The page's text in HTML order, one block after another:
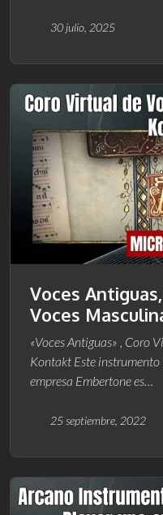
30 julio, 2025
Voces
Voces
«Voces Antiguas» , Coro
Kontakt Este
empresa Embertone es…
25 septiembre, 2022